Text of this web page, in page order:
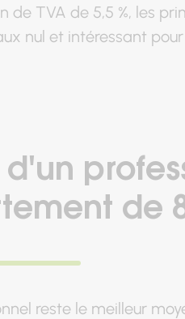
de TVA de 5,5 %, les
nul et intéressant
de
reste le meilleur